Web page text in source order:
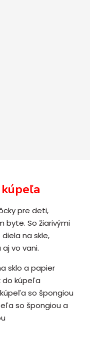
pre deti,
byte. So žiarivými
na skle,
aj vo vani.
sklo a papier
do kúpeľa
so špongiou
so špongiou a